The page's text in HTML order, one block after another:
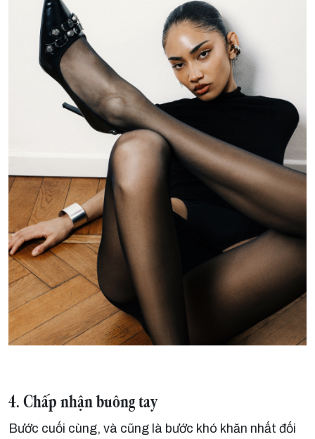
4. Chấp nhận buông tay
Bước cuối cùng, và cũng là bước khó khăn nhất đối